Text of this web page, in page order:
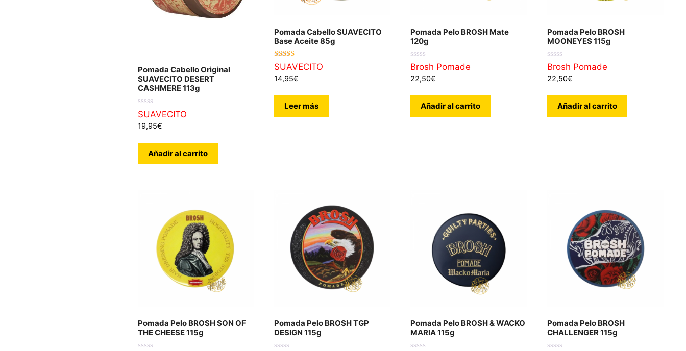
Pomada Cabello Original
SUAVECITO DESERT
CASHMERE 113g
0
d
e
SUAVECITO
19,95€
Añadir al carrito
Pomada Cabello SUAVECITO
Base Aceite 85g
5.00
de 5
SUAVECITO
14,95€
Leer más
Pomada Pelo BROSH Mate
120g
0
d
e
Brosh Pomade
22,50€
Añadir al carrito
Pomada Pelo BROSH
MOONEYES 115g
0
d
e
Brosh Pomade
22,50€
Añadir al carrito
Pomada Pelo BROSH SON OF
THE CHEESE 115g
Pomada Pelo BROSH TGP
DESIGN 115g
Pomada Pelo BROSH & WACKO
MARIA 115g
Pomada Pelo BROSH
CHALLENGER 115g